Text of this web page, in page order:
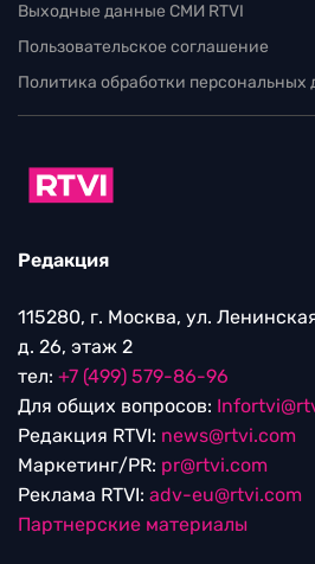
Выходные данные СМИ RTVI
Пользовательское соглашение
Политика обработки персональных
Редакция
115280, г. Москва, ул.
д. 26, этаж 2
тел: +7 (499) 579-86-96
Для общих вопросов:
Редакция RTVI: news@rtvi.com
Маркетинг/PR: pr@rtvi.com
Реклама RTVI: adv-eu@rtvi.com
Партнерские материалы